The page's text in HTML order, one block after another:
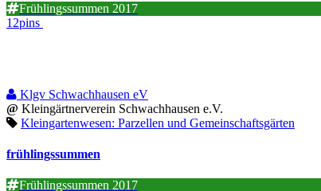
Frühlingssummen 2017
12pins
Klgv Schwachhausen eV
@ Kleingärtnerverein Schwachhausen e.V.
Kleingartenwesen: Parzellen und Gemeinschaftsgärten
frühlingssummen
Frühlingssummen 2017